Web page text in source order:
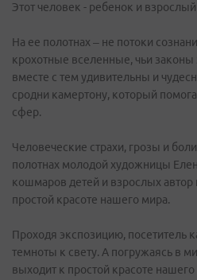
Этот человек - ребенок и
На ее полотнах – не потоки
крохотные вселенные, чьи законы
вместе с тем удивительны и
сродни камертону, который
сфер.
Человеческие страхи, грозы и
полотнах молодой художницы
кошмаров детей и взрослых автор
простой красоте нашего мира.
Проходя экспозицию, посетитель
темноты к свету. А погружаясь в
выходит к простой красоте